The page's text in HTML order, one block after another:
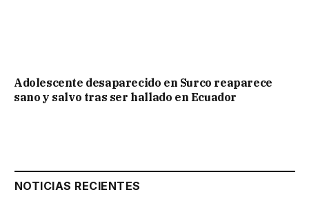
Adolescente desaparecido en Surco reaparece
sano y salvo tras ser hallado en Ecuador
NOTICIAS RECIENTES